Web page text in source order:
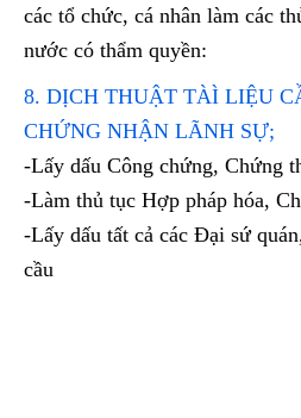
các tổ chức, cá nhân làm các
nước có thẩm quyền:
8. DỊCH THUẬT TÀÌ LIỆU
CHỨNG NHẬN LÃNH SỰ;
-Lấy dấu Công chứng, Chứng
-Làm thủ tục Hợp pháp hóa,
-Lấy dấu tất cả các Đại sứ
cầu